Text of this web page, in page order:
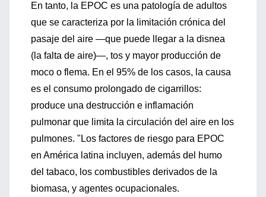
En tanto, la EPOC es una patología de adultos
que se caracteriza por la limitación crónica del
pasaje del aire —que puede llegar a la disnea
(la falta de aire)—, tos y mayor producción de
moco o flema. En el 95% de los casos, la causa
es el consumo prolongado de cigarrillos:
produce una destrucción e inflamación
pulmonar que limita la circulación del aire en los
pulmones. "Los factores de riesgo para EPOC
en América latina incluyen, además del humo
del tabaco, los combustibles derivados de la
biomasa, y agentes ocupacionales.